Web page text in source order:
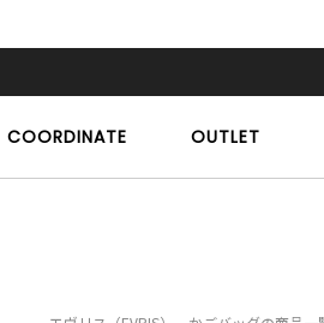
COORDINATE OUTLET